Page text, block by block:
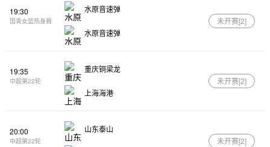
19:30
国青女篮热身赛
水原音速弹
水原音速弹
未开赛[2]
19:35
中超第22轮
重庆铜梁龙
上海海港
未开赛[2]
20:00
中超第22轮
山东泰山
未开赛[2]